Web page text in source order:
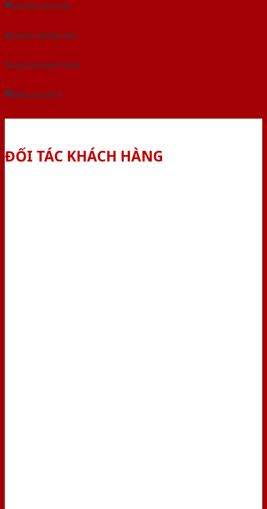
Gửi yêu cầu tư vấn
Tải báo giá tổng hợp
Yêu cầu gọi lại (3 phút)
Dành cho đại lý
ĐỐI TÁC KHÁCH HÀNG